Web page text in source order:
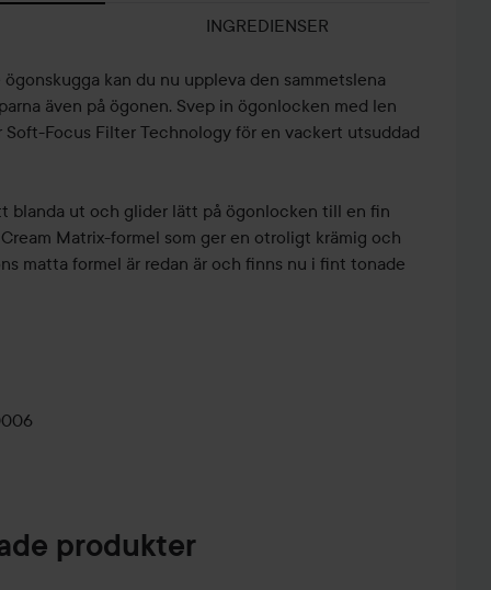
INGREDIENSER
kan du nu uppleva den sammetslena
även på ögonen. Svep in ögonlocken med len
Focus Filter Technology för en vackert utsuddad
blanda ut och glider lätt på ögonlocken till en fin
Matrix-formel som ger en otroligt krämig och
matta formel är redan är och finns nu i fint tonade
produkter